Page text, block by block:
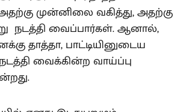
முன்னிலை வகித்து, அதற்கு
நடத்தி வைப்பார்கள். ஆனால்,
தாத்தா, பாட்டியினுடைய
வைக்கின்ற வாய்ப்பு